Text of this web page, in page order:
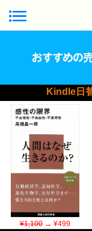
Kindle日
¥1,100→ ¥499